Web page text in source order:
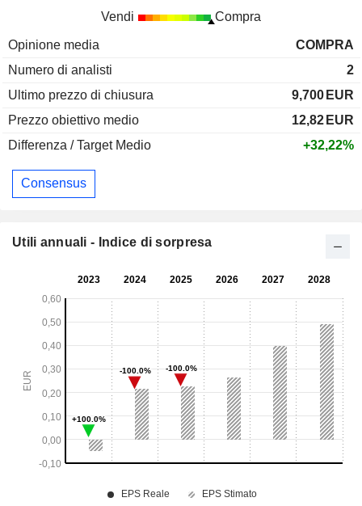
Vendi Compra
Opinione media
COMPRA
Numero di analisti
2
Ultimo prezzo di chiusura
9,700 EUR
Prezzo obiettivo medio
12,82 EUR
Differenza / Target Medio
+32,22%
Consensus
Utili annuali - Indice di sorpresa